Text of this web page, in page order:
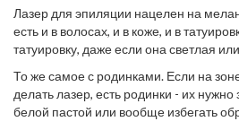
отказывайтесь.
Лазер для эпиляции нацелен на
есть и в волосах, и в коже, и в
татуировку, даже если она светлая
шелушиться, воспаляться, останутся
Некоторые чернила, особенно
лазерном воздействии могут даже
То же самое с родинками. Если на
делать лазер, есть родинки - их
белой пастой или вообще избегать